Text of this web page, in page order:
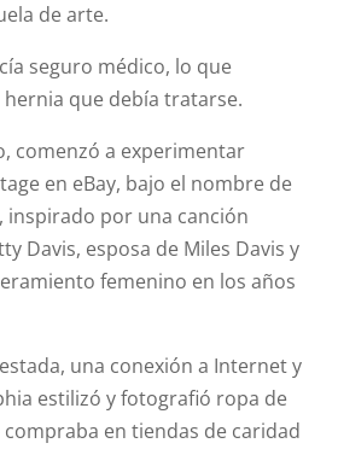
de arte.
seguro médico, lo que
que debía tratarse.
comenzó a experimentar
en eBay, bajo el nombre de
inspirado por una canción
Davis, esposa de Miles Davis y
femenino en los años
una conexión a Internet y
estilizó y fotografió ropa de
en tiendas de caridad